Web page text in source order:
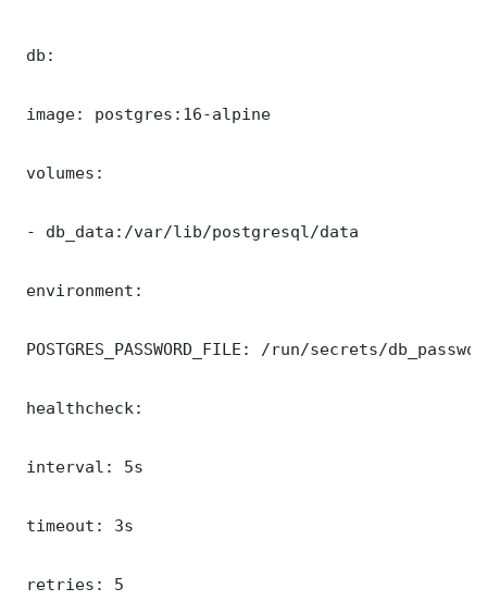
db:
image: postgres:16-alpine
volumes:
- db_data:/var/lib/postgresql/data
environment:
POSTGRES_PASSWORD_FILE: /run/secrets/
healthcheck:
interval: 5s
timeout: 3s
retries: 5